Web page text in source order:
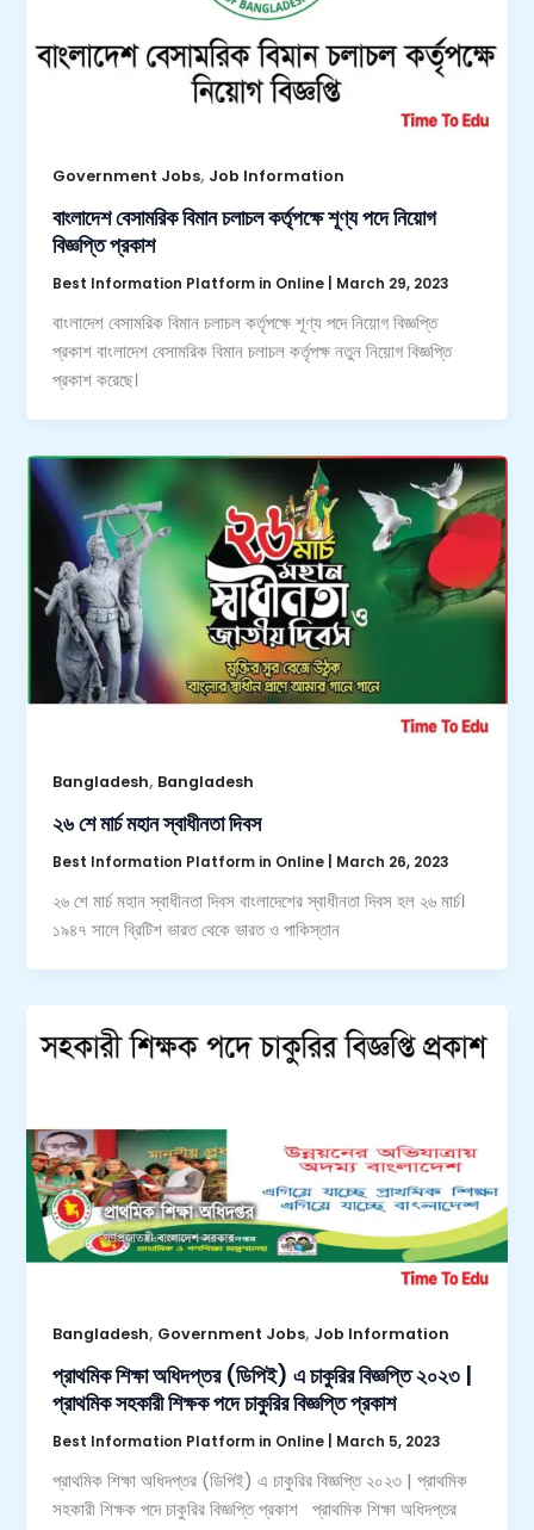
Government Jobs, Job Information
বাংলাদেশ বেসামরিক বিমান চলাচল কর্তৃপক্ষে শূণ্য পদে নিয়োগ
বিজ্ঞপ্তি প্রকাশ
Best Information Platform in Online March 29, 2023
বাংলাদেশ বেসামরিক বিমান চলাচল কর্তৃপক্ষে শূণ্য পদে নিয়োগ বিজ্ঞপ্তি
প্রকাশ বাংলাদেশ বেসামরিক বিমান চলাচল কর্তৃপক্ষ নতুন নিয়োগ বিজ্ঞপ্তি
প্রকাশ করেছে।
Bangladesh, Bangladesh
২৬ শে মার্চ মহান স্বাধীনতা দিবস
Best Information Platform in Online March 26, 2023
২৬ শে মার্চ মহান স্বাধীনতা দিবস বাংলাদেশের স্বাধীনতা দিবস হল ২৬ মার্চ।
১৯৪৭ সালে ব্রিটিশ ভারত থেকে ভারত ও পাকিস্তান
Bangladesh, Government Jobs, Job Information
প্রাথমিক শিক্ষা অধিদপ্তর (ডিপিই) এ চাকুরির বিজ্ঞপ্তি ২০২৩ |
প্রাথমিক সহকারী শিক্ষক পদে চাকুরির বিজ্ঞপ্তি প্রকাশ
Best Information Platform in Online March 5, 2023
প্রাথমিক শিক্ষা অধিদপ্তর (ডিপিই) এ চাকুরির বিজ্ঞপ্তি ২০২৩ | প্রাথমিক
সহকারী শিক্ষক পদে চাকুরির বিজ্ঞপ্তি প্রকাশ প্রাথমিক শিক্ষা অধিদপ্তর